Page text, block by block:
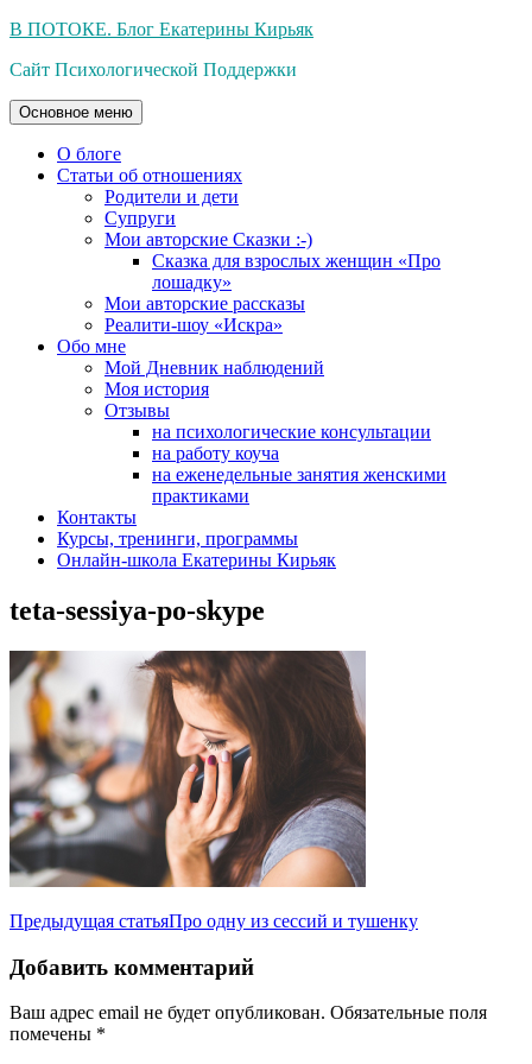
Перейти
содержимому
В ПОТОКЕ. Блог Екатерины Кирьяк
Сайт Психологической Поддержки
Основное меню
О блоге
Статьи об отношениях
Родители и дети
Супруги
Мои авторские Сказки :-)
Сказка для взрослых женщин «Про
лошадку»
Мои авторские рассказы
Реалити-шоу «Искра»
Обо мне
Мой Дневник наблюдений
Моя история
Отзывы
на психологические консультации
на работу коуча
на еженедельные занятия женскими
практиками
Контакты
Курсы, тренинги, программы
Онлайн-школа Екатерины Кирьяк
teta-sessiya-po-skype
Навигация
по
записям
Предыдущая статьяПро одну из сессий и тушенку
Добавить комментарий
Ваш адрес email не будет опубликован. Обязательные поля
помечены *